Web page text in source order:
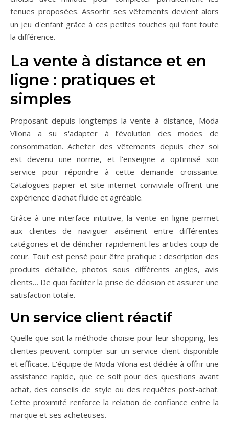
tenues proposées. Assortir ses vêtements devient alors
un jeu d'enfant grâce à ces petites touches qui font toute
la différence.
La vente à distance et en
ligne : pratiques et
simples
Proposant depuis longtemps la vente à distance, Moda
Vilona a su s'adapter à l’évolution des modes de
consommation. Acheter des vêtements depuis chez soi
est devenu une norme, et l'enseigne a optimisé son
service pour répondre à cette demande croissante.
Catalogues papier et site internet conviviale offrent une
expérience d'achat fluide et agréable.
Grâce à une interface intuitive, la vente en ligne permet
aux clientes de naviguer aisément entre différentes
catégories et de dénicher rapidement les articles coup de
cœur. Tout est pensé pour être pratique : description des
produits détaillée, photos sous différents angles, avis
clients… De quoi faciliter la prise de décision et assurer une
satisfaction totale.
Un service client réactif
Quelle que soit la méthode choisie pour leur shopping, les
clientes peuvent compter sur un service client disponible
et efficace. L'équipe de Moda Vilona est dédiée à offrir une
assistance rapide, que ce soit pour des questions avant
achat, des conseils de style ou des requêtes post-achat.
Cette proximité renforce la relation de confiance entre la
marque et ses acheteuses.